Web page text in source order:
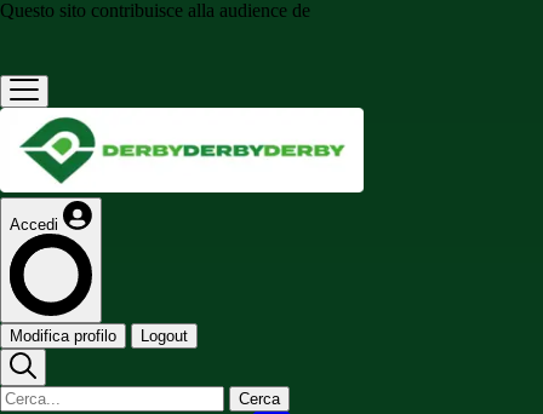
Questo sito contribuisce alla audience de
Accedi
Modifica profilo Logout
Cerca